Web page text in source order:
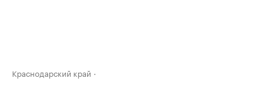
Краснодарский край